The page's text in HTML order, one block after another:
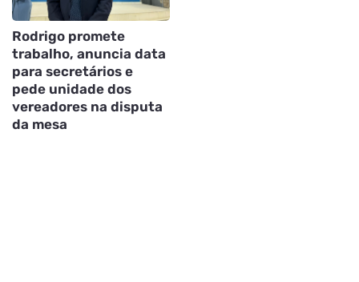
Rodrigo promete
trabalho, anuncia data
para secretários e
pede unidade dos
vereadores na disputa
da mesa